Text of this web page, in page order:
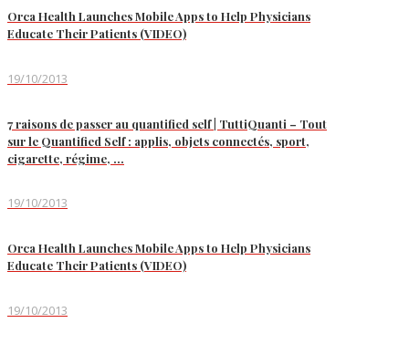
Orca Health Launches Mobile Apps to Help Physicians
Educate Their Patients (VIDEO)
19/10/2013
7 raisons de passer au quantified self | TuttiQuanti – Tout
sur le Quantified Self : applis, objets connectés, sport,
cigarette, régime, …
19/10/2013
Orca Health Launches Mobile Apps to Help Physicians
Educate Their Patients (VIDEO)
19/10/2013